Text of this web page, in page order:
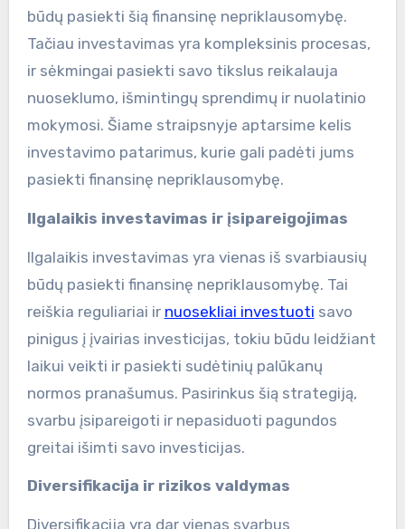
būdų pasiekti šią finansinę nepriklausomybę.
Tačiau investavimas yra kompleksinis procesas,
ir sėkmingai pasiekti savo tikslus reikalauja
nuoseklumo, išmintingų sprendimų ir nuolatinio
mokymosi. Šiame straipsnyje aptarsime kelis
investavimo patarimus, kurie gali padėti jums
pasiekti finansinę nepriklausomybę.
Ilgalaikis investavimas ir įsipareigojimas
Ilgalaikis investavimas yra vienas iš svarbiausių
būdų pasiekti finansinę nepriklausomybę. Tai
reiškia reguliariai ir nuosekliai investuoti savo
pinigus į įvairias investicijas, tokiu būdu leidžiant
laikui veikti ir pasiekti sudėtinių palūkanų
normos pranašumus. Pasirinkus šią strategiją,
svarbu įsipareigoti ir nepasiduoti pagundos
greitai išimti savo investicijas.
Diversifikacija ir rizikos valdymas
Diversifikacija yra dar vienas svarbus